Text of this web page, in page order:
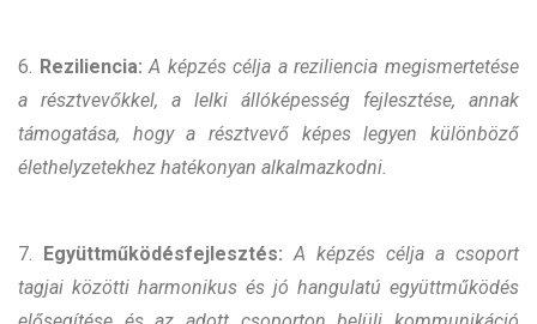
6. Reziliencia: A képzés célja a reziliencia megismertetése
a résztvevőkkel, a lelki állóképesség fejlesztése, annak
támogatása, hogy a résztvevő képes legyen különböző
élethelyzetekhez hatékonyan alkalmazkodni.
7. Együttműködésfejlesztés: A képzés célja a csoport
tagjai közötti harmonikus és jó hangulatú együttműködés